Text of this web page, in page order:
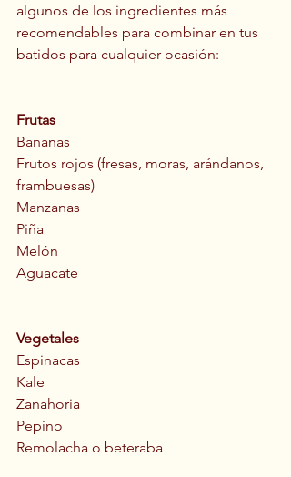
algunos de los ingredientes más
recomendables para combinar en tus
batidos para cualquier ocasión:
Frutas
Bananas
Frutos rojos (fresas, moras, arándanos,
frambuesas)
Manzanas
Piña
Melón
Aguacate
Vegetales
Espinacas
Kale
Zanahoria
Pepino
Remolacha o beteraba